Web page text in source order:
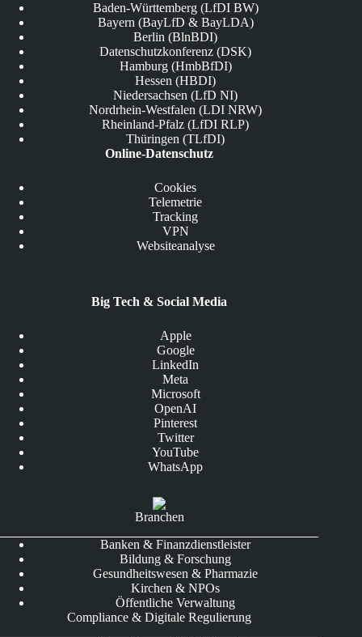
Baden-Württemberg (LfDI BW)
Bayern (BayLfD & BayLDA)
Berlin (BlnBDI)
Datenschutzkonferenz (DSK)
Hamburg (HmbBfDI)
Hessen (HBDI)
Niedersachsen (LfD NI)
Nordrhein-Westfalen (LDI NRW)
Rheinland-Pfalz (LfDI RLP)
Thüringen (TLfDI)
Online-Datenschutz
Cookies
Telemetrie
Tracking
VPN
Websiteanalyse
Big Tech & Social Media
Apple
Google
LinkedIn
Meta
Microsoft
OpenAI
Pinterest
Twitter
YouTube
WhatsApp
Branchen
Banken & Finanzdienstleister
Bildung & Forschung
Gesundheitswesen & Pharmazie
Kirchen & NPOs
Öffentliche Verwaltung
Compliance & Digitale Regulierung